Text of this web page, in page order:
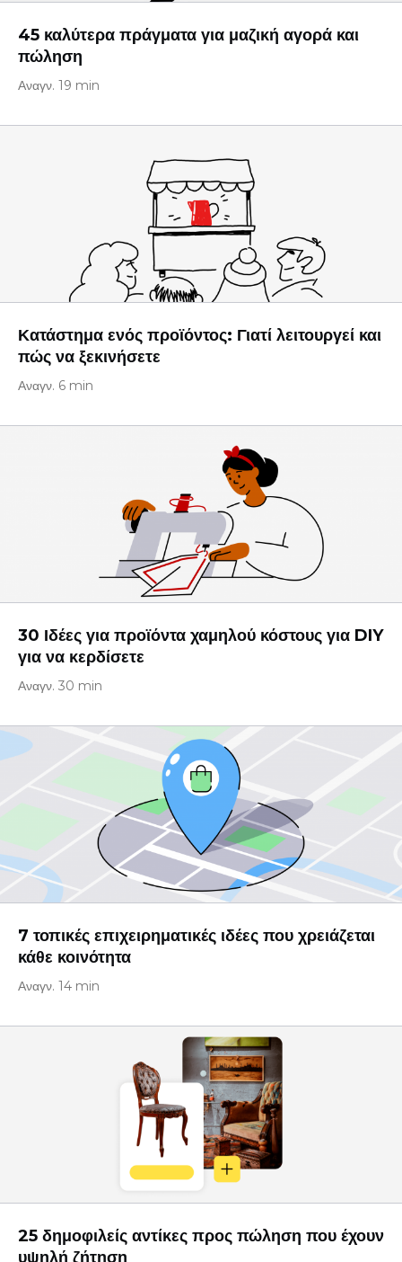
45 καλύτερα πράγματα για μαζική αγορά και
πώληση
Αναγν. 19 min
Κατάστημα ενός προϊόντος: Γιατί λειτουργεί και
πώς να ξεκινήσετε
Αναγν. 6 min
30 Ιδέες για προϊόντα χαμηλού κόστους για DIY
για να κερδίσετε
Αναγν. 30 min
7 τοπικές επιχειρηματικές ιδέες που χρειάζεται
κάθε κοινότητα
Αναγν. 14 min
25 δημοφιλείς αντίκες προς πώληση που έχουν
υψηλή ζήτηση